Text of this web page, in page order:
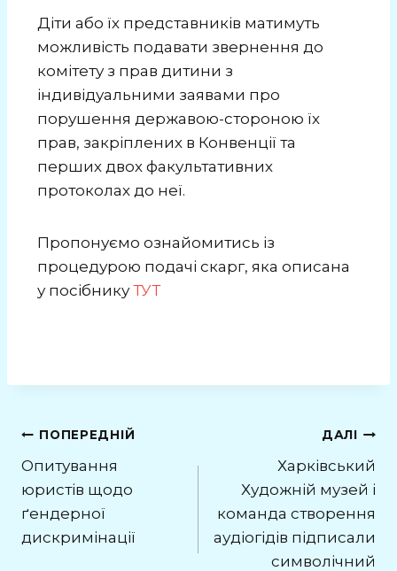
Діти або їх представників матимуть
можливість подавати звернення до
комітету з прав дитини з
індивідуальними заявами про
порушення державою-стороною їх
прав, закріплених в Конвенції та
перших двох факультативних
протоколах до неї.
Пропонуємо ознайомитись із
процедурою подачі скарг, яка описана
у посібникуТУТ
ПОПЕРЕДНІЙ
Опитування
юристів щодо
ґендерної
дискримінації
ДАЛІ
Харківський
Художній музей і
команда створення
аудіогідів підписали
символічний